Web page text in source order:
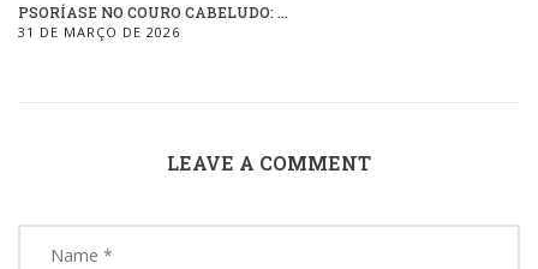
PSORÍASE NO COURO CABELUDO: ...
31 DE MARÇO DE 2026
LEAVE A COMMENT